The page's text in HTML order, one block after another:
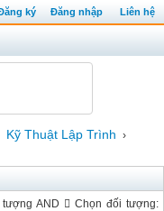
ký Đăng nhập Liên hệ
Kỹ Thuật Lập Trình ›
AND  Chọn đối tượng: